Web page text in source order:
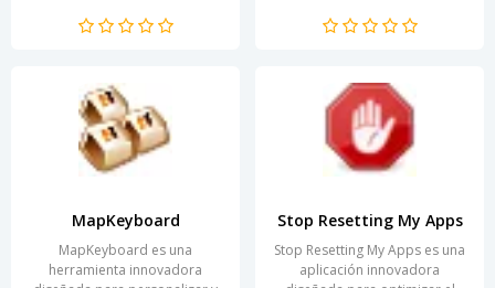
color de la pantalla...
necesidades del usuario. Con
MapKeyboard
MapKeyboard es una
herramienta innovadora
Stop Resetting My Apps
Stop Resetting My Apps es una
aplicación innovadora